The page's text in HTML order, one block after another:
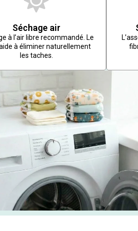
Séchage air
à l’air libre recommandé. Le
à éliminer naturellement
les taches.